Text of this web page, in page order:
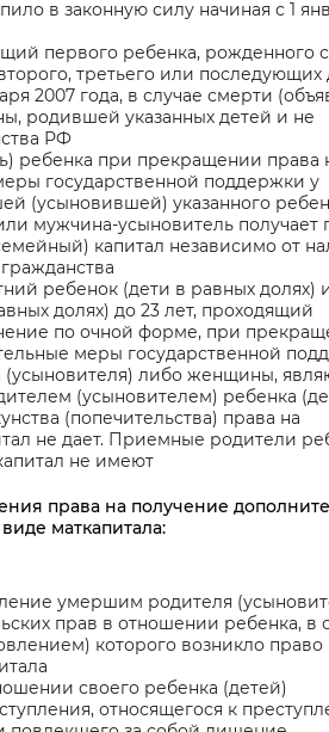
в законную силу начиная с 1
первого ребенка, рожденного с
третьего или последующих
2007 года, в случае смерти
родившей указанных детей и не
РФ
ребенка при прекращении права
государственной поддержки у
(усыновившей) указанного
мужчина-усыновитель получает
капитал независимо от
ребенок (дети в равных долях)
долях) до 23 лет, проходящий
по очной форме, при
меры государственной
(усыновителя) либо женщины,
(усыновителем) ребенка
(попечительства) права на
не дает. Приемные родители
не имеют
права на получение
маткапитала:
умершим родителя
прав в отношении ребенка, в
которого возникло право
своего ребенка (детей)
относящегося к